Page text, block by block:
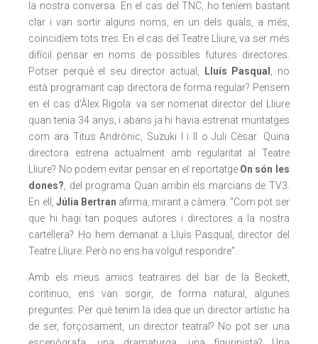
la nostra conversa. En el cas del TNC, ho teníem bastant
clar i van sortir alguns noms, en un dels quals, a més,
coincidíem tots tres. En el cas del Teatre Lliure, va ser més
difícil pensar en noms de possibles futures directores.
Potser perquè el seu director actual,
Lluís Pasqual
, no
està programant cap directora de forma regular? Pensem
en el cas d’Àlex Rigola: va ser nomenat director del Lliure
quan tenia 34 anys, i abans ja hi havia estrenat muntatges
com ara Titus Andrònic Suzuki I i II oJuli Cèsar. Quina
directora estrena actualment amb regularitat al Teatre
Lliure? No podem evitar pensar en el reportatge On són les
dones? , del programa Quan arribin els marcians de TV3.
En ell, Júlia Bertran afirma, mirant a càmera: “Com pot ser
que hi hagi tan poques autores i directores a la nostra
cartellera? Ho hem demanat a Lluís Pasqual, director del
Teatre Lliure. Però no ens ha volgut respondre”.
Amb els meus amics teatraires del bar de la Beckett,
continuo, ens van sorgir, de forma natural, algunes
preguntes: Per què tenim la idea que un director artístic ha
de ser, forçosament, un director teatral? No pot ser una